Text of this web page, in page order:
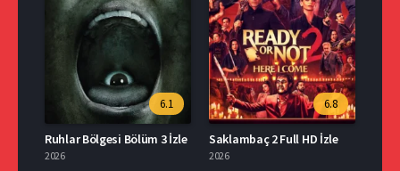
6.1
Ruhlar Bölgesi Bölüm 3 İzle
2026
6.8
Saklambaç 2 Full HD İzle
2026